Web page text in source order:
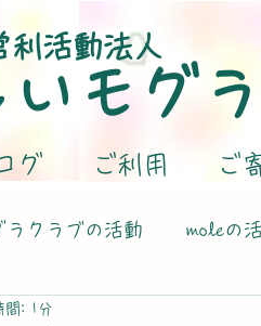
利活動法人
いモグ
グ ご利用 ご
ラクラブの活動 moleの
間: 1分